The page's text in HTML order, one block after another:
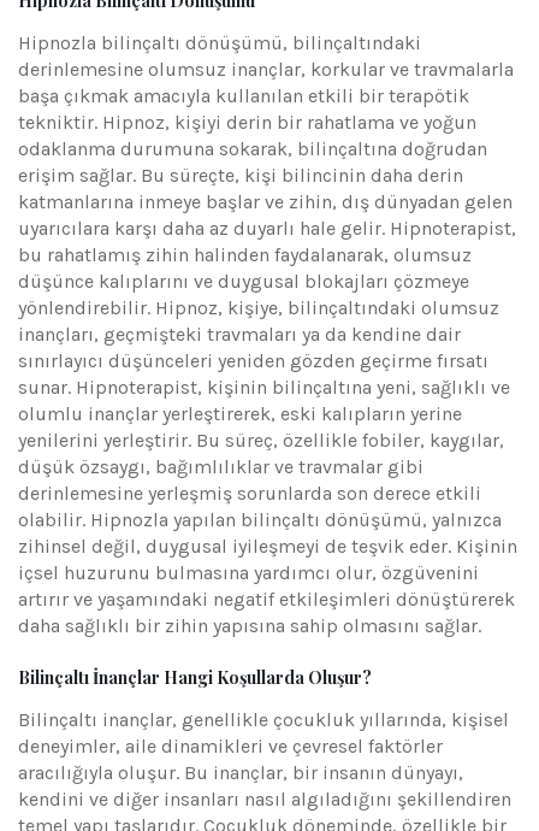
Hipnozla bilinçaltı dönüşümü, bilinçaltındaki
derinlemesine olumsuz inançlar, korkular ve travmalarla
başa çıkmak amacıyla kullanılan etkili bir terapötik
tekniktir. Hipnoz, kişiyi derin bir rahatlama ve yoğun
odaklanma durumuna sokarak, bilinçaltına doğrudan
erişim sağlar. Bu süreçte, kişi bilincinin daha derin
katmanlarına inmeye başlar ve zihin, dış dünyadan gelen
uyarıcılara karşı daha az duyarlı hale gelir. Hipnoterapist,
bu rahatlamış zihin halinden faydalanarak, olumsuz
düşünce kalıplarını ve duygusal blokajları çözmeye
yönlendirebilir. Hipnoz, kişiye, bilinçaltındaki olumsuz
inançları, geçmişteki travmaları ya da kendine dair
sınırlayıcı düşünceleri yeniden gözden geçirme fırsatı
sunar. Hipnoterapist, kişinin bilinçaltına yeni, sağlıklı ve
olumlu inançlar yerleştirerek, eski kalıpların yerine
yenilerini yerleştirir. Bu süreç, özellikle fobiler, kaygılar,
düşük özsaygı, bağımlılıklar ve travmalar gibi
derinlemesine yerleşmiş sorunlarda son derece etkili
olabilir. Hipnozla yapılan bilinçaltı dönüşümü, yalnızca
zihinsel değil, duygusal iyileşmeyi de teşvik eder. Kişinin
içsel huzurunu bulmasına yardımcı olur, özgüvenini
artırır ve yaşamındaki negatif etkileşimleri dönüştürerek
daha sağlıklı bir zihin yapısına sahip olmasını sağlar.
Bilinçaltı İnançlar Hangi Koşullarda Oluşur?
Bilinçaltı inançlar, genellikle çocukluk yıllarında, kişisel
deneyimler, aile dinamikleri ve çevresel faktörler
aracılığıyla oluşur. Bu inançlar, bir insanın dünyayı,
kendini ve diğer insanları nasıl algıladığını şekillendiren
temel yapı taşlarıdır. Çocukluk döneminde, özellikle bir